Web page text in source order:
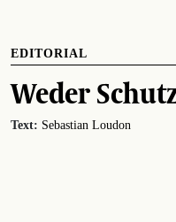
EDITORIAL
Weder
Text: Sebastian Loudon